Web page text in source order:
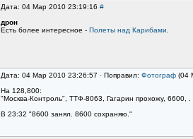
Дата: 04 Мар 2010 23:19:16 #
дрон
Есть более интересное - Полеты над Карибами
Дата: 04 Мар 2010 23:26:57 · Поправил: Фотограф (04
На 128,800:
"Москва-Контроль", ТТФ-8063, Гагарин прохожу,
В 23:32 "8600 занял. 8600 сохраняю."